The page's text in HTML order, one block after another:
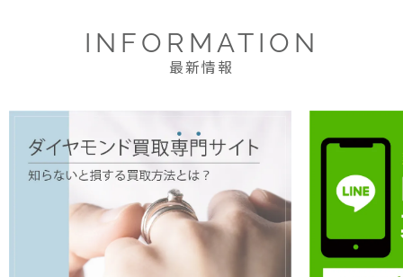
INFORMATION
最新情報